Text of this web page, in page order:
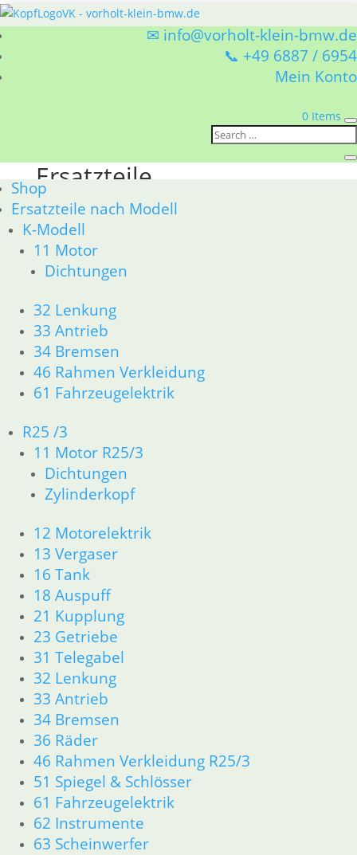
✉ info@vorholt-klein-bmw.de
📞 +49 6887 / 6954
Mein Konto
0 Items
Shop
Ersatzteile nach Modell
K-Modell
11 Motor
Dichtungen
32 Lenkung
33 Antrieb
34 Bremsen
46 Rahmen Verkleidung
61 Fahrzeugelektrik
R25 /3
11 Motor R25/3
Dichtungen
Zylinderkopf
12 Motorelektrik
13 Vergaser
16 Tank
18 Auspuff
21 Kupplung
23 Getriebe
31 Telegabel
32 Lenkung
33 Antrieb
34 Bremsen
36 Räder
46 Rahmen Verkleidung R25/3
51 Spiegel & Schlösser
61 Fahrzeugelektrik
62 Instrumente
63 Scheinwerfer
Ersatzteile
BMW Ersatzteile
Aufkleber
Dichtungen
Getriebe
Vergaser/Kraftstoff/Tank
Auspuff
Bremsen
Fahrgestell
Antrieb
Elektrik
Alle 12 Ergebnisse werden angezeigt
Werkzeugkasten
43,85€
Artikelnummer: 1456181
inkl. MwSt.